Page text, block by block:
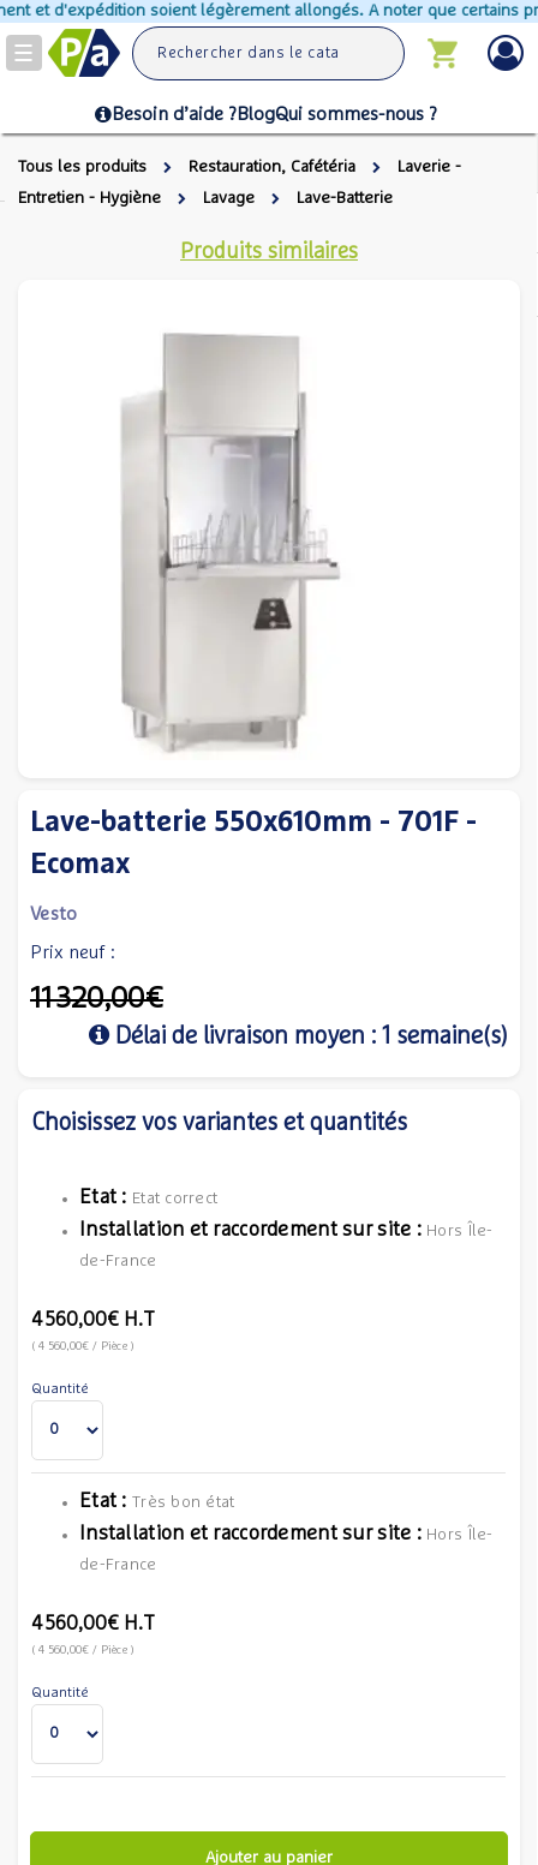
soient légèrement allongés. A noter que certains
Toggle
navigation
Besoin d’aide ?BlogQui sommes-nous ?
Tous les produits Restauration, Cafétéria
Laverie -
Entretien - Hygiène
Lavage Lave-Batterie
Produits similaires
Lave-batterie 550x610mm - 701F -
Ecomax
Vesto
Prix neuf :
11 320,00€
Délai de livraison moyen : 1 semaine(s)
Choisissez vos variantes et quantités
Etat : Etat correct
Installation et raccordement sur site :Hors Île-
de-France
4 560,00€ H.T
(4 560,00€/ Pièce)
Quantité
Etat : Très bon état
Installation et raccordement sur site :Hors Île-
de-France
4 560,00€ H.T
(4 560,00€/ Pièce)
Quantité
Ajouter au panier